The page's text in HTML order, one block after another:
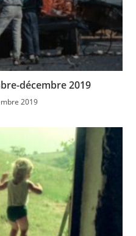
décembre 2019
2019